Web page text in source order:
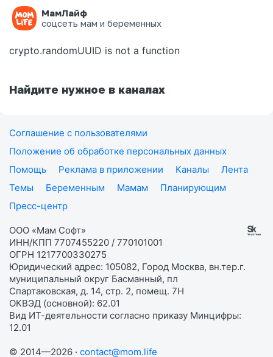
МамЛайф
соцсеть мам и беременных
Ошибка на странице
crypto.randomUUID is not a function
Найдите нужное в каналах
Соглашение с пользователями
Положение об обработке персональных данных
Помощь
Реклама в приложении Каналы
Лента
Темы
Беременным Мамам
Планирующим
Пресс-центр
ООО «Мам Софт»
ИНН/КПП 7707455220 / 770101001
ОГРН 1217700330275
Юридический адрес: 105082, Город Москва, вн.тер.г.
муниципальный округ Басманный, пл
Спартаковская, д. 14, стр. 2, помещ. 7Н
ОКВЭД (основной): 62.01
Вид ИТ-деятельности согласно приказу Минцифры:
12.01
© 2014—2026 · contact@mom.life